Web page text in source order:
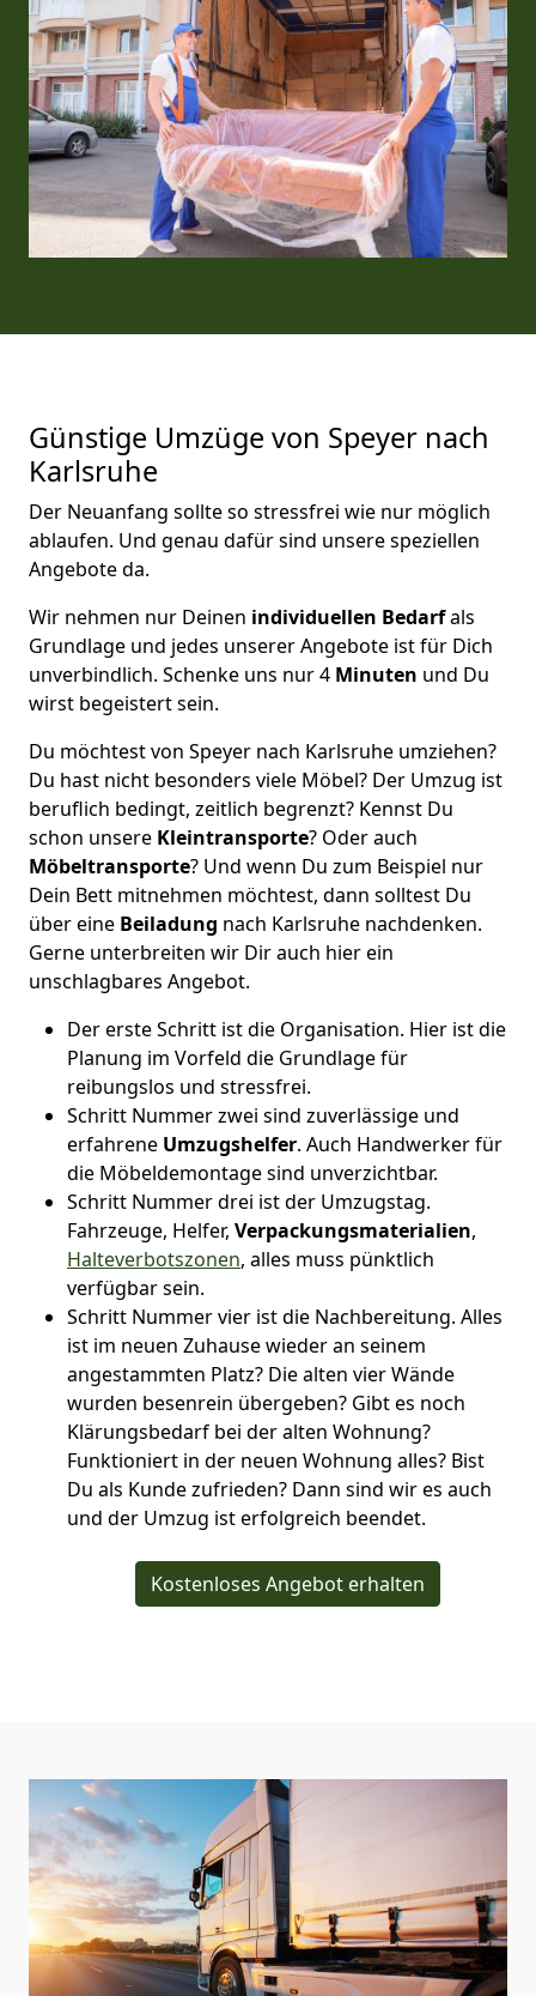
Günstige Umzüge von Speyer nach
Karlsruhe
Der Neuanfang sollte so stressfrei wie nur möglich
ablaufen. Und genau dafür sind unsere speziellen
Angebote da.
Wir nehmen nur Deinen individuellen Bedarfals
Grundlage und jedes unserer Angebote ist für Dich
unverbindlich. Schenke uns nur 4 Minuten und Du
wirst begeistert sein.
Du möchtest von Speyer nach Karlsruhe umziehen?
Du hast nicht besonders viele Möbel? Der Umzug ist
beruflich bedingt, zeitlich begrenzt? Kennst Du
schon unsere Kleintransporte? Oder auch
Möbeltransporte? Und wenn Du zum Beispiel nur
Dein Bett mitnehmen möchtest, dann solltest Du
über eine Beiladung nach Karlsruhe nachdenken.
Gerne unterbreiten wir Dir auch hier ein
unschlagbares Angebot.
Der erste Schritt ist die Organisation. Hier ist die
Planung im Vorfeld die Grundlage für
reibungslos und stressfrei.
Schritt Nummer zwei sind zuverlässige und
erfahrene Umzugshelfer. Auch Handwerker für
die Möbeldemontage sind unverzichtbar.
Schritt Nummer drei ist der Umzugstag.
Fahrzeuge, Helfer, Verpackungsmaterialien,
Halteverbotszonen, alles muss pünktlich
verfügbar sein.
Schritt Nummer vier ist die Nachbereitung. Alles
ist im neuen Zuhause wieder an seinem
angestammten Platz? Die alten vier Wände
wurden besenrein übergeben? Gibt es noch
Klärungsbedarf bei der alten Wohnung?
Funktioniert in der neuen Wohnung alles? Bist
Du als Kunde zufrieden? Dann sind wir es auch
und der Umzug ist erfolgreich beendet.
Kostenloses Angebot erhalten